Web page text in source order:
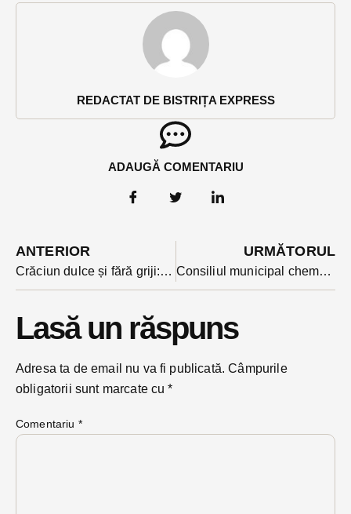
REDACTAT DE BISTRIȚA EXPRESS
ADAUGĂ COMENTARIU
ANTERIOR
Crăciun dulce și fără griji: pralinele și prăjiturile de la MERE îndulcesc sărbătorile fără să topească bugetul (P)
URMĂTORUL
Consiliul municipal chemat în ședință de îndată cu două zile înainte de Crăciun. Ce s-a întâmplat?
Lasă un răspuns
Adresa ta de email nu va fi publicată. Câmpurile
obligatorii sunt marcate cu*
Comentariu *